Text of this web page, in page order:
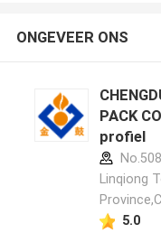
ONGEVEER ONS
PACK
profiel
Linqiong
5.0